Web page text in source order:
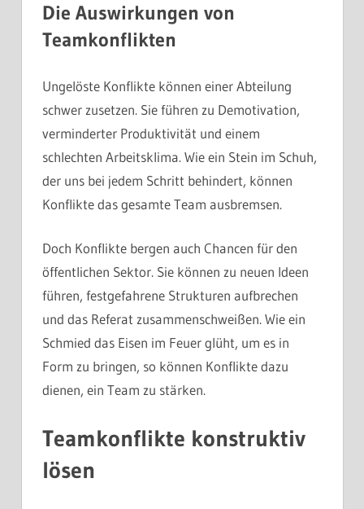
Die Auswirkungen von
Teamkonflikten
Ungelöste Konflikte können einer Abteilung
schwer zusetzen. Sie führen zu Demotivation,
verminderter Produktivität und einem
schlechten Arbeitsklima. Wie ein Stein im Schuh,
der uns bei jedem Schritt behindert, können
Konflikte das gesamte Team ausbremsen.
Doch Konflikte bergen auch Chancen für den
öffentlichen Sektor. Sie können zu neuen Ideen
führen, festgefahrene Strukturen aufbrechen
und das Referat zusammenschweißen. Wie ein
Schmied das Eisen im Feuer glüht, um es in
Form zu bringen, so können Konflikte dazu
dienen, ein Team zu stärken.
Teamkonflikte konstruktiv
lösen